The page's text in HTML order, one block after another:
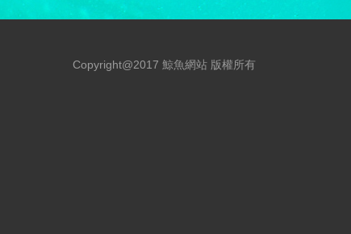
Copyright@2017 鯨魚網站 版權所有